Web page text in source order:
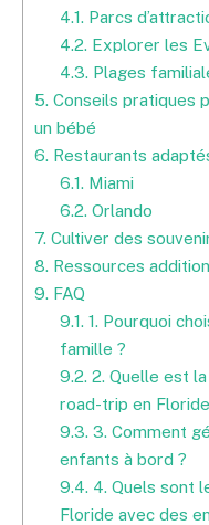
4.1. Parcs
4.2. Explorer les
4.3. Plages
5. Conseils pratiques
un bébé
6. Restaurants
6.1. Miami
6.2. Orlando
7. Cultiver des
8. Ressources
9. FAQ
9.1. 1. Pourquoi
famille ?
9.2. 2. Quelle est
road-trip en
9.3. 3. Comment
enfants à bord ?
9.4. 4. Quels sont
Floride avec des